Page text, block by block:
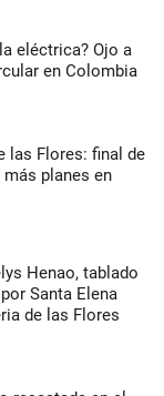
eléctrica? Ojo a
en Colombia
las Flores: final de
planes en
Henao, tablado
Santa Elena
de las Flores